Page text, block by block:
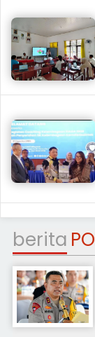
berita